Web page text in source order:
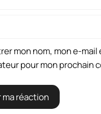
mon nom, mon e-mail
pour mon prochain